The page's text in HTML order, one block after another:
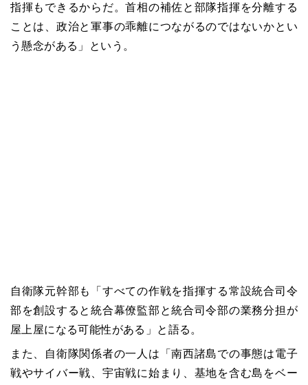
指揮もできるからだ。首相の補佐と部隊指揮を分離する
ことは、政治と軍事の乖離につながるのではないかとい
う懸念がある」という。
自衛隊元幹部も「すべての作戦を指揮する常設統合司令
部を創設すると統合幕僚監部と統合司令部の業務分担が
屋上屋になる可能性がある」と語る。
また、自衛隊関係者の一人は「南西諸島での事態は電子
戦やサイバー戦、宇宙戦に始まり、基地を含む島をベー